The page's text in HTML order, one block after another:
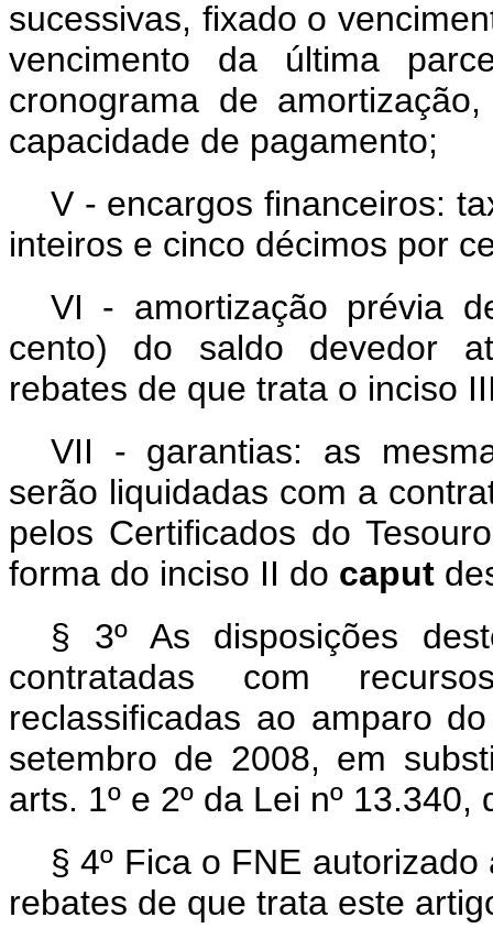
sucessivas, fixado o
vencimento da última
cronograma de
capacidade de pagamento;
V - encargos financeiros:
inteiros e cinco décimos por
VI - amortização prévia
cento) do saldo devedor
rebates de que trata o inciso
VII - garantias: as
serão liquidadas com a
pelos Certificados do
forma do inciso II do caput
§ 3º As disposições
contratadas com
reclassificadas ao amparo
setembro de 2008, em
arts. 1º e 2º da Lei nº
§ 4º Fica o FNE
rebates de que trata este